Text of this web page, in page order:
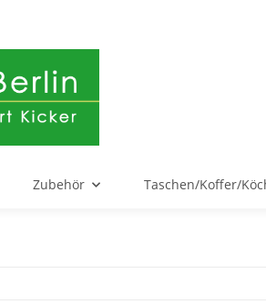
Zubehör Taschen/Koffer/